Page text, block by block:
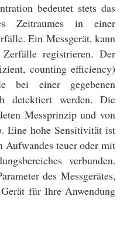
bedeutet stets das
Zeitraumes in einer
Ein Messgerät, kann
registrieren. Der
counting efficiency)
einer gegebenen
detektiert werden. Die
Messprinzip und von
Eine hohe Sensitivität ist
Aufwandes teuer oder mit
verbunden.
des Messgerätes,
für Ihre Anwendung